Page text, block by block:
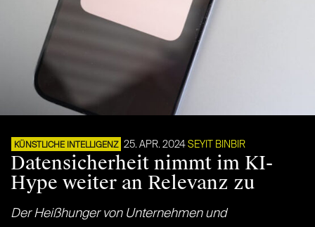
KÜNSTLICHE INTELLIGENZ 25. APR. 2024 SEYIT BINBIR
Datensicherheit nimmt im KI-
Hype weiter an Relevanz zu
Der Heißhunger von Unternehmen und